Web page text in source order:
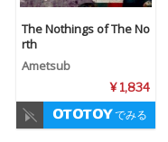
The Nothings of The No
rth
Ametsub
¥ 1,834
でみる